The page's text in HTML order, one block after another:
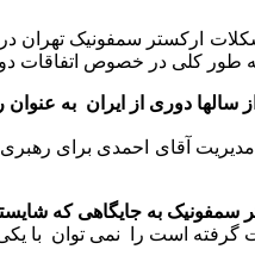
ارکستر سمفونیک
طور کلی در خصوص اتفاقات
دوری از ایران به
موسیقی به مدیریت آقای
سمفونیک به جایگاهی که
گرفته است را نمی توان